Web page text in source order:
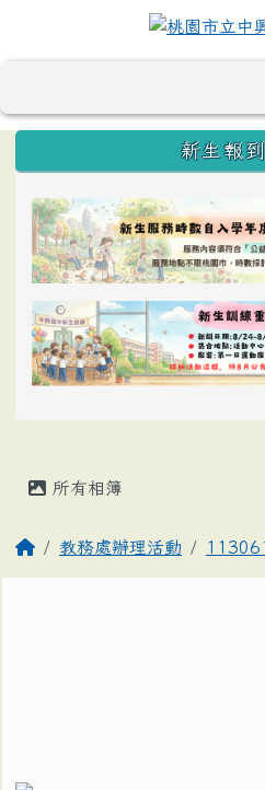
:::
新生報
所有相簿
教務處辦理活動